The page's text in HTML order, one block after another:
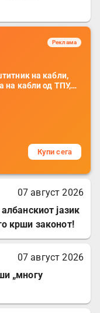
Реклама
на кабли,
на кабли од ТПУ,
кабли, без
комплет
Купи сега
07 август 2026
јазик
крши законот!
07 август 2026
„многу